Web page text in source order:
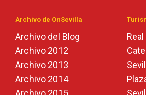
Archivo de OnSevilla
Archivo del Blog
Archivo 2012
Archivo 2013
Archivo 2014